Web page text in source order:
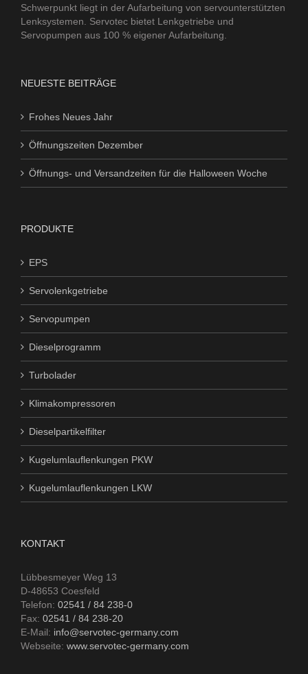
Schwerpunkt liegt in der Aufarbeitung von servounterstützten
Lenksystemen. Servotec bietet Lenkgetriebe und
Servopumpen aus 100 % eigener Aufarbeitung.
NEUESTE BEITRÄGE
Frohes Neues Jahr
Öffnungszeiten Dezember
Öffnungs- und Versandzeiten für die Halloween Woche
PRODUKTE
EPS
Servolenkgetriebe
Servopumpen
Dieselprogramm
Turbolader
Klimakompressoren
Dieselpartikelfilter
Kugelumlauflenkungen PKW
Kugelumlauflenkungen LKW
KONTAKT
Lübbesmeyer Weg 13
D-48653 Coesfeld
Telefon: 02541 / 84 238-0
Fax: 02541 / 84 238-20
E-Mail: info@servotec-germany.com
Webseite: www.servotec-germany.com